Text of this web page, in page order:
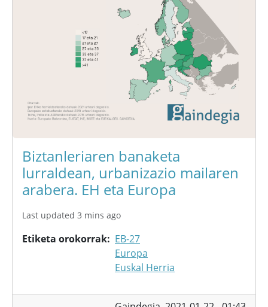
Biztanleriaren banaketa
lurraldean, urbanizazio mailaren
arabera. EH eta Europa
Last updated 3 mins ago
Etiketa orokorrak
EB-27
Europa
Euskal Herria